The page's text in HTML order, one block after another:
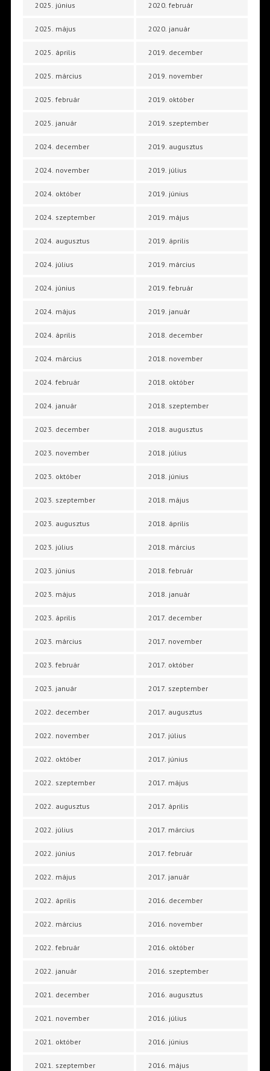
2025. június
2025. május
2025. április
2025. március
2025. február
2025. január
2024. december
2024. november
2024. október
2024. szeptember
2024. augusztus
2024. július
2024. június
2024. május
2024. április
2024. március
2024. február
2024. január
2023. december
2023. november
2023. október
2023. szeptember
2023. augusztus
2023. július
2023. június
2023. május
2023. április
2023. március
2023. február
2023. január
2022. december
2022. november
2022. október
2022. szeptember
2022. augusztus
2022. július
2022. június
2022. május
2022. április
2022. március
2022. február
2022. január
2021. december
2021. november
2021. október
2021. szeptember
2020. február
2020. január
2019. december
2019. november
2019. október
2019. szeptember
2019. augusztus
2019. július
2019. június
2019. május
2019. április
2019. március
2019. február
2019. január
2018. december
2018. november
2018. október
2018. szeptember
2018. augusztus
2018. július
2018. június
2018. május
2018. április
2018. március
2018. február
2018. január
2017. december
2017. november
2017. október
2017. szeptember
2017. augusztus
2017. július
2017. június
2017. május
2017. április
2017. március
2017. február
2017. január
2016. december
2016. november
2016. október
2016. szeptember
2016. augusztus
2016. július
2016. június
2016. május